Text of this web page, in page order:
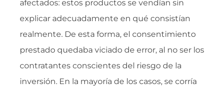
afectados: estos productos se vendían sin
explicar adecuadamente en qué consistían
realmente. De esta forma, el consentimiento
prestado quedaba viciado de error, al no ser los
contratantes conscientes del riesgo de la
inversión. En la mayoría de los casos, se corría